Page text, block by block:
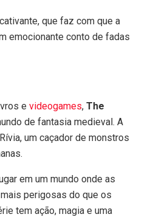
que faz com que a
emocionante conto de fadas
e videogames, The
de fantasia medieval. A
um caçador de monstros
em um mundo onde as
perigosas do que os
tem ação, magia e uma